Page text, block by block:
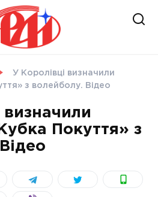
У Королівці визначили
з волейболу. Відео
визначили
Покуття» з